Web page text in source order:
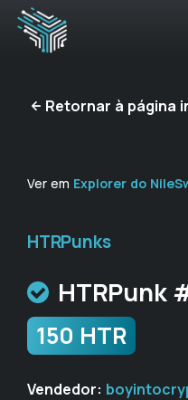
Retornar à página
Ver em Explorer do
HTRPunks
HTRPunk
150 HTR
Vendedor: